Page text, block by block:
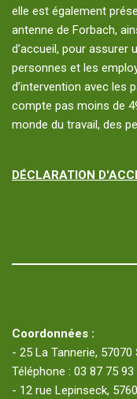
elle est également
antenne de Forbach,
d’accueil, pour assurer
personnes et les
d’intervention avec les
compte pas moins de
monde du travail, des
DÉCLARATION
Coordonnées :
- 25 La Tannerie, 57070
Téléphone : 03 87 75 93
- 12 rue Lepinseck,